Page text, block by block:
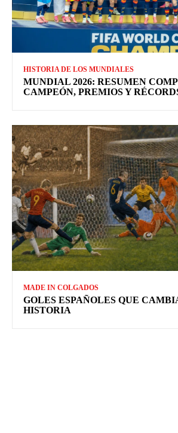
HISTORIA DE LOS MUNDIALES
MUNDIAL 2026: RESUMEN
CAMPEÓN, PREMIOS Y
MADE IN COLGADOS
GOLES ESPAÑOLES QUE
HISTORIA